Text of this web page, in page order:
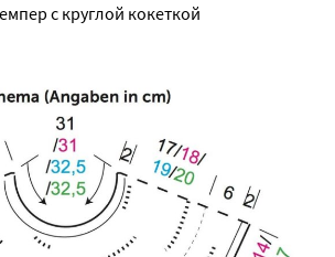
с круглой кокеткой